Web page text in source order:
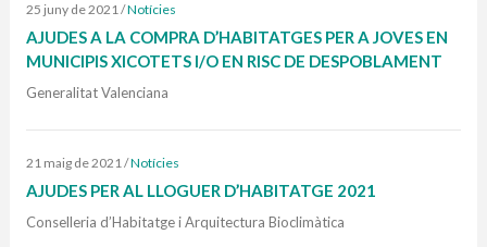
25 juny de 2021/Notícies
AJUDES A LA COMPRA D’HABITATGES PER A JOVES EN
MUNICIPIS XICOTETS I/O EN RISC DE DESPOBLAMENT
Generalitat Valenciana
21 maig de 2021/Notícies
AJUDES PER AL LLOGUER D’HABITATGE 2021
Conselleria d’Habitatge i Arquitectura Bioclimàtica